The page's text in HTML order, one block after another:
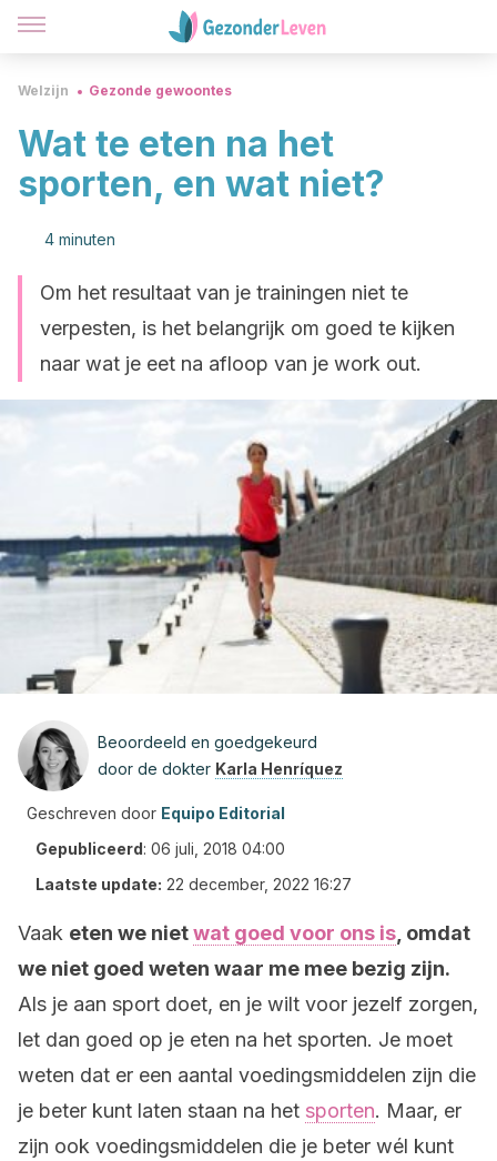
Welzijn Gezonde gewoontes
Wat te eten na het
sporten, en wat niet?
4 minuten
Om het resultaat van je trainingen niet te
verpesten, is het belangrijk om goed te kijken
naar wat je eet na afloop van je work out.
Beoordeeld en goedgekeurd
door de dokter Karla Henríquez
Geschreven door Equipo Editorial
Gepubliceerd: 06 juli, 2018 04:00
Laatste update: 22 december, 2022 16:27
Vaak eten we nietwat goed voor ons is , omdat
we niet goed weten waar me mee bezig zijn.
Als je aan sport doet, en je wilt voor jezelf zorgen,
let dan goed op je eten na het sporten. Je moet
weten dat er een aantal voedingsmiddelen zijn die
je beter kunt laten staan na het sporten. Maar, er
zijn ook voedingsmiddelen die je beter wél kunt